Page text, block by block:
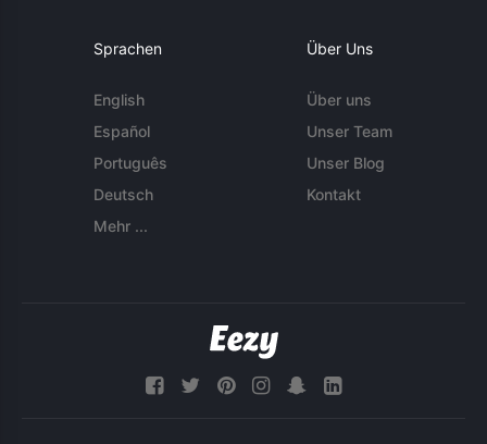
Sprachen
English
Español
Português
Deutsch
Mehr ...
Über Uns
Über uns
Unser Team
Unser Blog
Kontakt